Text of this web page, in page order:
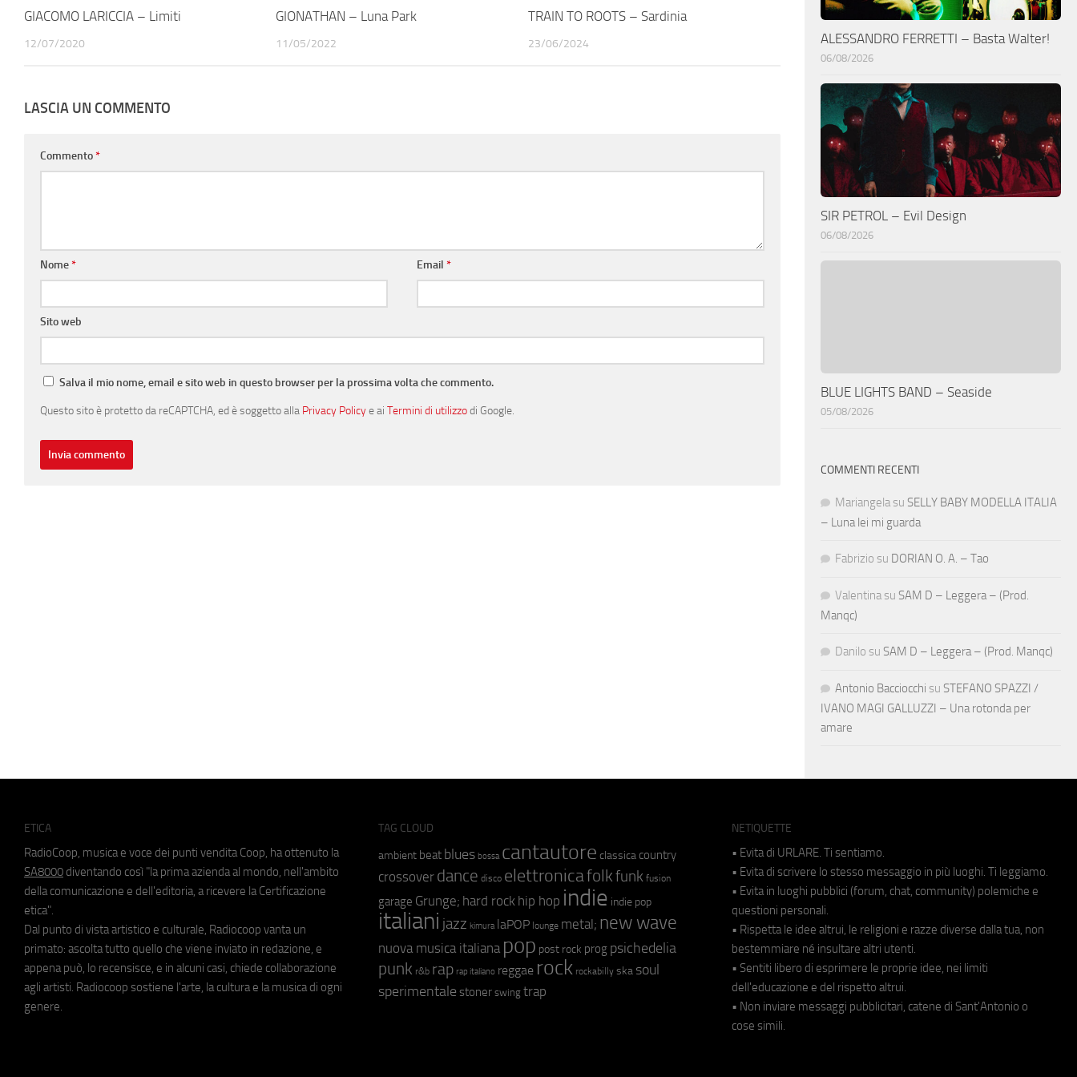
GIACOMO LARICCIA – Limiti
12/07/2020
GIONATHAN – Luna Park
11/05/2022
TRAIN TO ROOTS – Sardinia
23/06/2024
LASCIA UN COMMENTO
Commento*
Nome* Email*
Sito web
Salva il mio nome, email e sito web in questo browser per la prossima volta che commento.
Questo sito è protetto da reCAPTCHA, ed è soggetto alla Privacy Policye ai Termini di utilizzodi Google.
ALESSANDRO FERRETTI – Basta Walter!
06/08/2026
SIR PETROL – Evil Design
06/08/2026
BLUE LIGHTS BAND – Seaside
05/08/2026
COMMENTI RECENTI
Mariangela su SELLY BABY MODELLA ITALIA
– Luna lei mi guarda
Fabrizio su DORIAN O. A. – Tao
Valentina su SAM D – Leggera – (Prod.
Manqc)
Danilo su SAM D – Leggera – (Prod. Manqc)
Antonio Bacciocchi su STEFANO SPAZZI /
IVANO MAGI GALLUZZI – Una rotonda per
amare
ETICA
RadioCoop, musica e voce dei punti vendita Coop, ha ottenuto la
SA8000 diventando così "la prima azienda al mondo, nell'ambito
della comunicazione e dell'editoria, a ricevere la Certificazione
etica".
Dal punto di vista artistico e culturale, Radiocoop vanta un
primato: ascolta tutto quello che viene inviato in redazione, e
appena può, lo recensisce, e in alcuni casi, chiede collaborazione
agli artisti. Radiocoop sostiene l'arte, la cultura e la musica di ogni
genere.
TAG CLOUD
ambient beat blues bossa cantautore classica country
crossover dance disco elettronicafolkfunk fusion
garage Grunge; hard rock hip hop indie indie pop
italiani jazz kimura laPOP lounge metal; new wave
nuova musica italiana pop post rock prog psichedelia
punk r&b rap rap italiano reggae rock rockabilly ska soul
sperimentale stoner swing trap
NETIQUETTE
• Evita di URLARE. Ti sentiamo.
• Evita di scrivere lo stesso messaggio in più luoghi. Ti leggiamo.
• Evita in luoghi pubblici (forum, chat, community) polemiche e
questioni personali.
• Rispetta le idee altrui, le religioni e razze diverse dalla tua, non
bestemmiare né insultare altri utenti.
• Sentiti libero di esprimere le proprie idee, nei limiti
dell'educazione e del rispetto altrui.
• Non inviare messaggi pubblicitari, catene di Sant'Antonio o
cose simili.